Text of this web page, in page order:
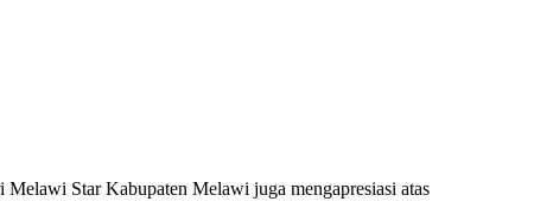
Star Kabupaten Melawi juga mengapresiasi atas